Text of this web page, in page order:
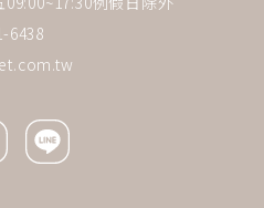
6438
icon
Line icon